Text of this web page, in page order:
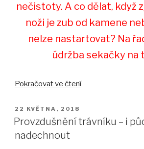
nečistoty. A co dělat, když
noži je zub od kamene
nelze nastartovat? Na
údržba sekačky na
Pokračovat ve čtení„Údržba
trávu“
PUBLIKOVÁNO
22 KVĚTNA, 2018
Provzdušnění trávníku – i
nadechnout